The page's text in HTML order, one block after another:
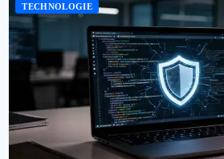
TECHNOLOGIE